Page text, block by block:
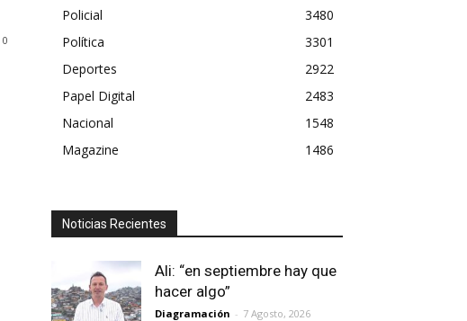
0
Policial
3480
Política
3301
Deportes
2922
Papel Digital
2483
Nacional
1548
Magazine
1486
Noticias Recientes
Ali: “en septiembre hay que
hacer algo”
Diagramación - 7 Agosto, 2026